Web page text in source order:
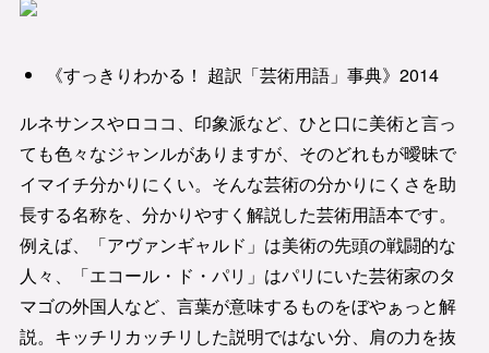
《すっきりわかる！ 超訳「芸術用語」事典》2014
ルネサンスやロココ、印象派など、ひと口に美術と言っ
ても色々なジャンルがありますが、そのどれもが曖昧で
イマイチ分かりにくい。そんな芸術の分かりにくさを助
長する名称を、分かりやすく解説した芸術用語本です。
例えば、「アヴァンギャルド」は美術の先頭の戦闘的な
人々、「エコール・ド・パリ」はパリにいた芸術家のタ
マゴの外国人など、言葉が意味するものをぼやぁっと解
説。キッチリカッチリした説明ではない分、肩の力を抜